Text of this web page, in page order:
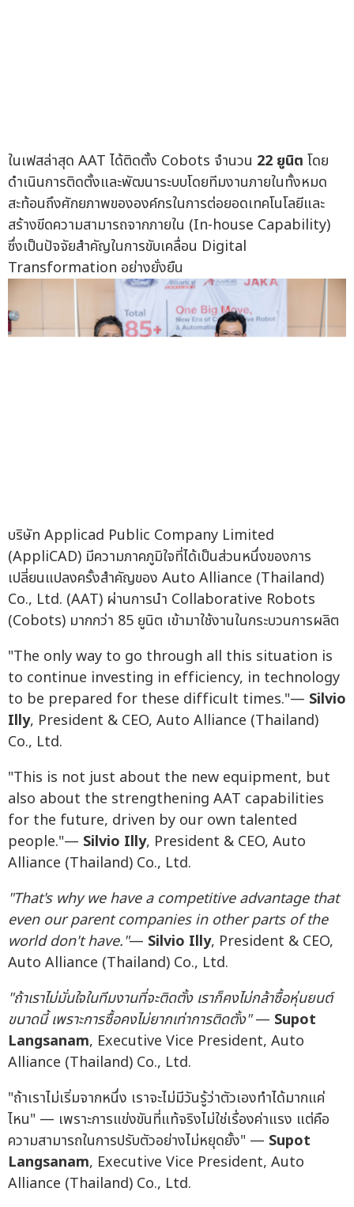
ในเฟสล่าสุด AAT ได้ติดตั้ง Cobots จำนวน 22 ยูนิต โดย
ดำเนินการติดตั้งและพัฒนาระบบโดยทีมงานภายในทั้งหมด
สะท้อนถึงศักยภาพขององค์กรในการต่อยอดเทคโนโลยีและ
สร้างขีดความสามารถจากภายใน (In-house Capability)
ซึ่งเป็นปัจจัยสำคัญในการขับเคลื่อน Digital
Transformation อย่างยั่งยืน
บริษัท Applicad Public Company Limited
(AppliCAD) มีความภาคภูมิใจที่ได้เป็นส่วนหนึ่งของการ
เปลี่ยนแปลงครั้งสำคัญของ Auto Alliance (Thailand)
Co., Ltd. (AAT) ผ่านการนำ Collaborative Robots
(Cobots) มากกว่า 85 ยูนิต เข้ามาใช้งานในกระบวนการผลิต
"The only way to go through all this situation is
to continue investing in efficiency, in technology
to be prepared for these difficult times."— Silvio
Illy, President & CEO, Auto Alliance (Thailand)
Co., Ltd.
"This is not just about the new equipment, but
also about the strengthening AAT capabilities
for the future, driven by our own talented
people."— Silvio Illy, President & CEO, Auto
Alliance (Thailand) Co., Ltd.
"That's why we have a competitive advantage that
even our parent companies in other parts of the
world don't have."— Silvio Illy, President & CEO,
Auto Alliance (Thailand) Co., Ltd.
"ถ้าเราไม่มั่นใจในทีมงานที่จะติดตั้ง เราก็คงไม่กล้าซื้อหุ่นยนต์
ขนาดนี้ เพราะการซื้อคงไม่ยากเท่าการติดตั้ง"— Supot
Langsanam, Executive Vice President, Auto
Alliance (Thailand) Co., Ltd.
"ถ้าเราไม่เริ่มจากหนึ่ง เราจะไม่มีวันรู้ว่าตัวเองทำได้มากแค่
ไหน" — เพราะการแข่งขันที่แท้จริงไม่ใช่เรื่องค่าแรง แต่คือ
ความสามารถในการปรับตัวอย่างไม่หยุดยั้ง" — Supot
Langsanam, Executive Vice President, Auto
Alliance (Thailand) Co., Ltd.